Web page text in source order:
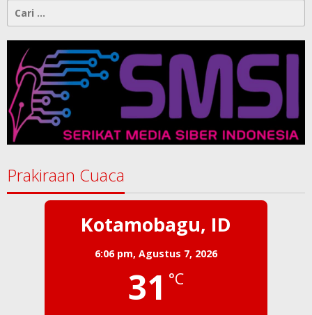
untuk:
Prakiraan Cuaca
Kotamobagu, ID
6:06 pm, Agustus 7, 2026
31 °C